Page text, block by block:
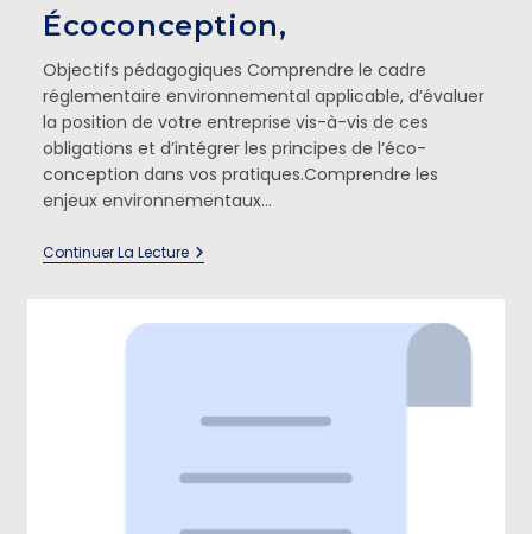
Écoconception,
Objectifs pédagogiques Comprendre le cadre
réglementaire environnemental applicable, d’évaluer
la position de votre entreprise vis-à-vis de ces
obligations et d’intégrer les principes de l’éco-
conception dans vos pratiques.Comprendre les
enjeux environnementaux…
Continuer La Lecture